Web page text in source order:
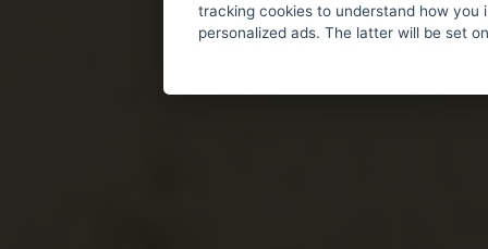
tracking cookies to understand how
personalized ads. The latter will be set